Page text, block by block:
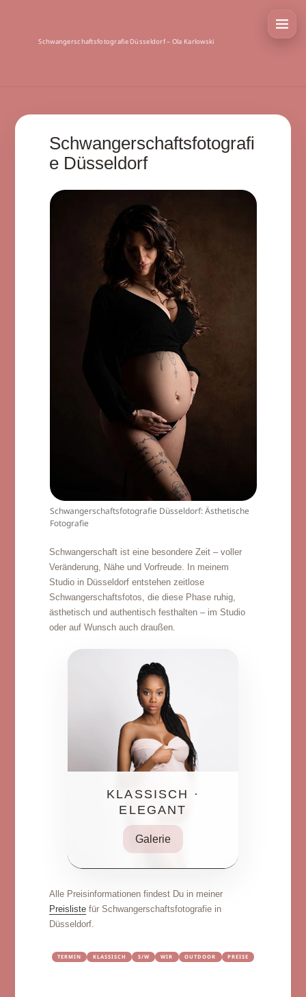
Schwangerschaftsfotografie Düsseldorf – Ola Karlowski
Schwangerschaftsfotografi
e Düsseldorf
Schwangerschaftsfotografie Düsseldorf: Ästhetische
Fotografie
Schwangerschaft ist eine besondere Zeit – voller
Veränderung, Nähe und Vorfreude. In meinem
Studio in Düsseldorf entstehen zeitlose
Schwangerschaftsfotos, die diese Phase ruhig,
ästhetisch und authentisch festhalten – im Studio
oder auf Wunsch auch draußen.
KLASSISCH ·
ELEGANT
Galerie
Alle Preisinformationen findest Du in meiner
Preisliste für Schwangerschaftsfotografie in
Düsseldorf.
TERMIN KLASSISCH S/W WIR OUTDOOR PREISE